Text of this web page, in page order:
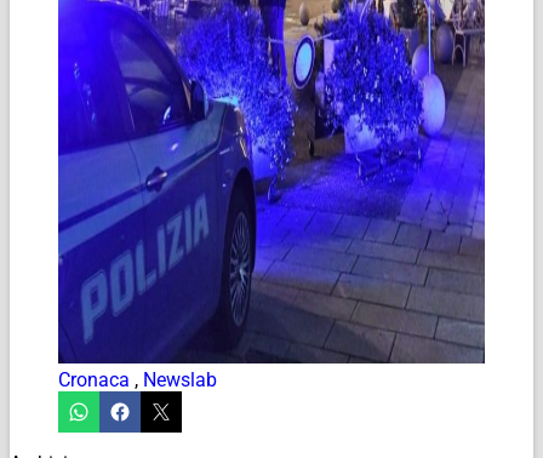
Cronaca , Newslab